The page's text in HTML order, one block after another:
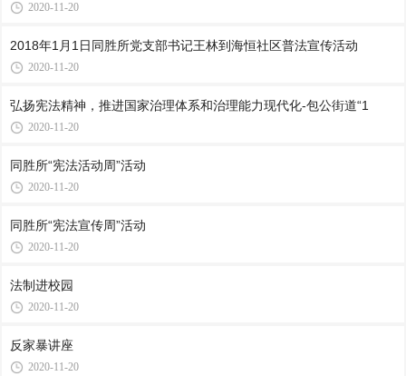
2020-11-20
2018年1月1日同胜所党支部书记王林到海恒社区普法宣传活动
2020-11-20
弘扬宪法精神，推进国家治理体系和治理能力现代化-包公街道“1
2020-11-20
同胜所“宪法活动周”活动
2020-11-20
同胜所“宪法宣传周”活动
2020-11-20
法制进校园
2020-11-20
反家暴讲座
2020-11-20